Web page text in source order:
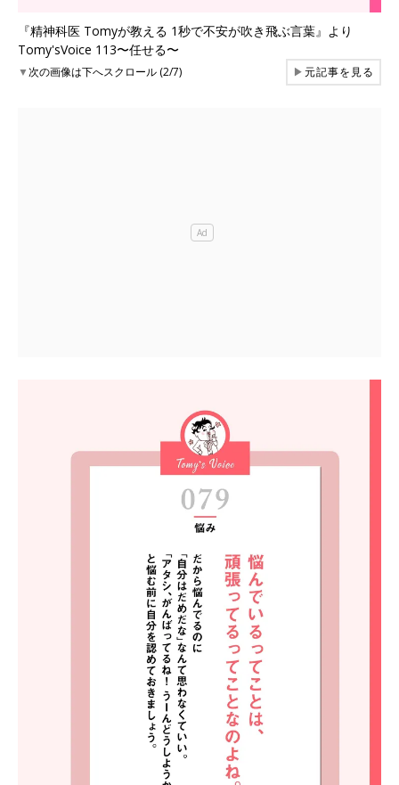
『精神科医 Tomyが教える 1秒で不安が吹き飛ぶ言葉』より
Tomy'sVoice 113〜任せる〜
▼次の画像は下へスクロール (2/7) ▶元記事を見る